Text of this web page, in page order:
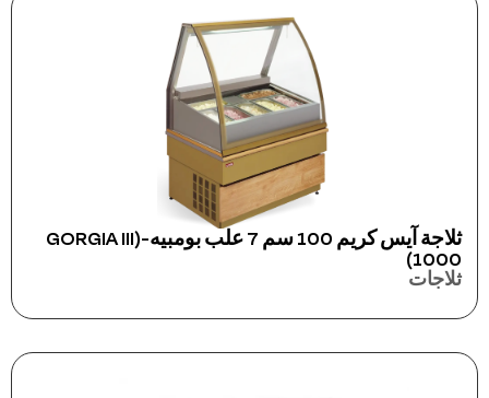
ثلاجة آيس كريم 100 سم 7 علب بومبيه-(GORGIA III
1000)
ثلاجات